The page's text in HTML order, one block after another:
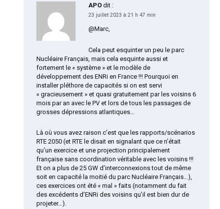
APO dit :
23 juillet 2023 à 21 h 47 min
@Marc,
Cela peut esquinter un peu le parc
Nucléaire Français, mais cela esquinte aussi et
fortement le « système » et le modèle de
développement des ENRi en France !!! Pourquoi en
installer pléthore de capacités si on est servi
« gracieusement » et quasi gratuitement par les voisins 6
mois par an avec le PV et lors de tous les passages de
grosses dépressions atlantiques…
Là où vous avez raison c’est que les rapports/scénarios
RTE 2050 (et RTE le disait en signalant que ce n’était
qu’un exercice et une projection principalement
française sans coordination véritable avec les voisins !!!
Et on a plus de 25 GW d’interconnexions tout de même
soit en capacité la moitié du parc Nucléaire Français…),
ces exercices ont été « mal » faits (notamment du fait
des excédents d’ENRi des voisins qu’il est bien dur de
projeter…).